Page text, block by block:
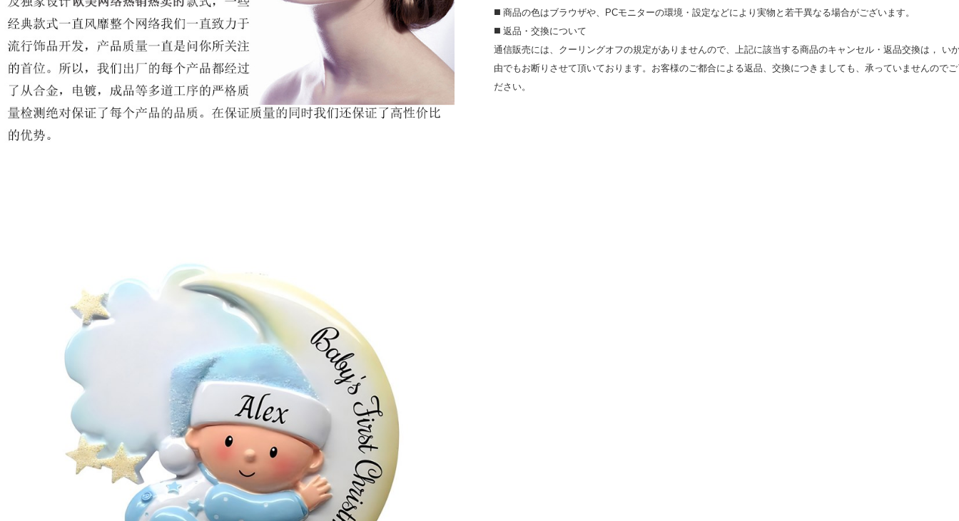
◼️ 商品の⾊はブラウザや、PCモニターの環境・設定などにより実物と若⼲異なる場合がございます。
◼️ 返品・交換について
通信販売には、クーリングオフの規定がありませんので、上記に該当する商品のキャンセル・返品交換は， い
由でもお断りさせて頂いております。お客様のご都合による返品、交換につきましても、承っていませんので
ださい。